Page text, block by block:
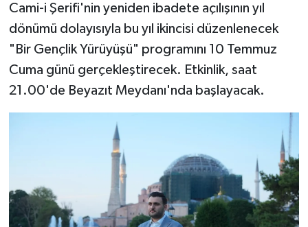
Cami-i Şerifi'nin yeniden ibadete açılışının yıl
dönümü dolayısıyla bu yıl ikincisi düzenlenecek
"Bir Gençlik Yürüyüşü" programını 10 Temmuz
Cuma günü gerçekleştirecek. Etkinlik, saat
21.00'de Beyazıt Meydanı'nda başlayacak.